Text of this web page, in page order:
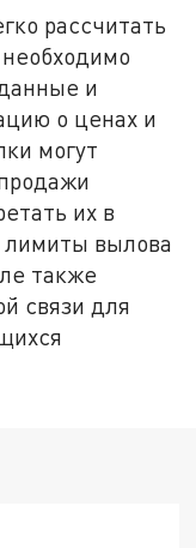
рассчитать
и
о ценах и
могут
их в
вылова
также
связи для